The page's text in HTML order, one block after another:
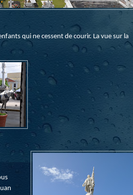
qui ne cessent de courir. La vue sur la